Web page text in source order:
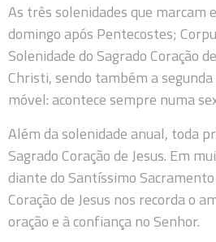
As três solenidades que marcam
domingo após Pentecostes;
Solenidade do Sagrado Coração
Christi, sendo também a
móvel: acontece sempre numa
Além da solenidade anual, toda
Sagrado Coração de Jesus. Em
diante do Santíssimo
Coração de Jesus nos recorda o
oração e à confiança no Senhor.